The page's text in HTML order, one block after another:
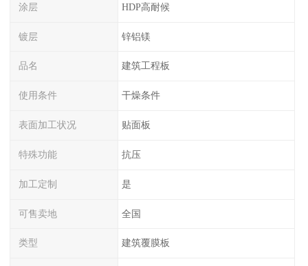
涂层 HDP高耐候
镀层 锌铝镁
品名 建筑工程板
使用条件 干燥条件
表面加工状况 贴面板
特殊功能 抗压
加工定制 是
可售卖地 全国
类型 建筑覆膜板